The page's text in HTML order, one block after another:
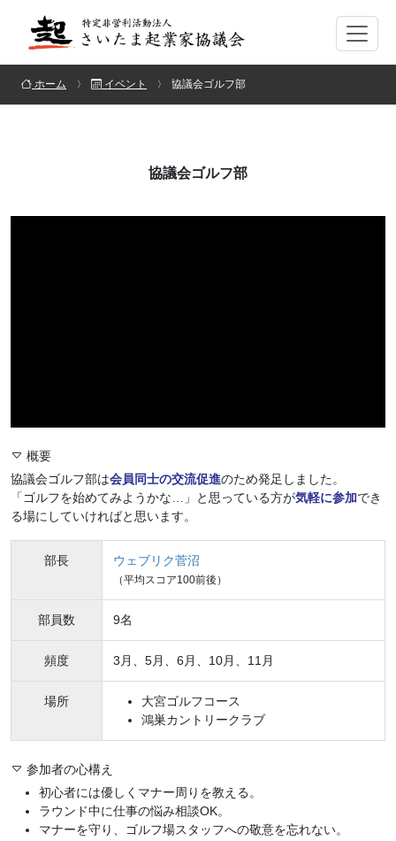
ホーム イベント 協議会ゴルフ部
協議会ゴルフ部
概要
協議会ゴルフ部は会員同士の交流促進のため発足しました。
「ゴルフを始めてみようかな…」と思っている方が気軽に参加でき
る場にしていければと思います。
部長 ウェブリク菅沼
（平均スコア100前後）
部員数 9名
頻度 3月、5月、6月、10月、11月
場所
大宮ゴルフコース
鴻巣カントリークラブ
参加者の心構え
初心者には優しくマナー周りを教える。
ラウンド中に仕事の悩み相談OK。
マナーを守り、ゴルフ場スタッフへの敬意を忘れない。